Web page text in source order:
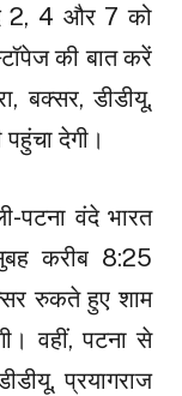
2, 4 और 7 को
की बात करें
बक्सर, डीडीयू,
देगी।
पटना वंदे भारत
करीब 8:25
रुकते हुए शाम
वहीं, पटना से
प्रयागराज